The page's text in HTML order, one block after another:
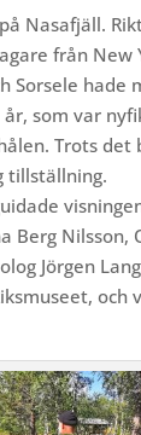
Nasafjäll.
från New
Sorsele hade
som var
Trots det
tillställning.
Berg Nilsson,
Jörgen
och